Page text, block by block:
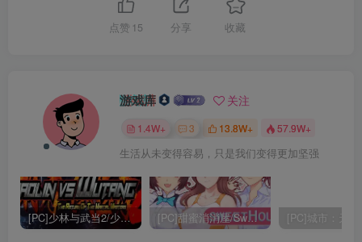
点赞 15 分享 收藏
游戏库 关注
1.4W+ 3 13.8W+ 57.9W+
生活从未变得容易，只是我们变得更加坚强
[PC]少林与武当2/少林vs武当2/Shaolin vs Wutang 2 [PC]甜蜜消消屋/Sweet House